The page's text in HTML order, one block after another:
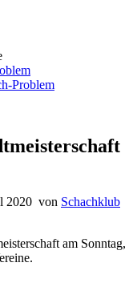
Problem
2020 von Schachklub
am Sonntag,